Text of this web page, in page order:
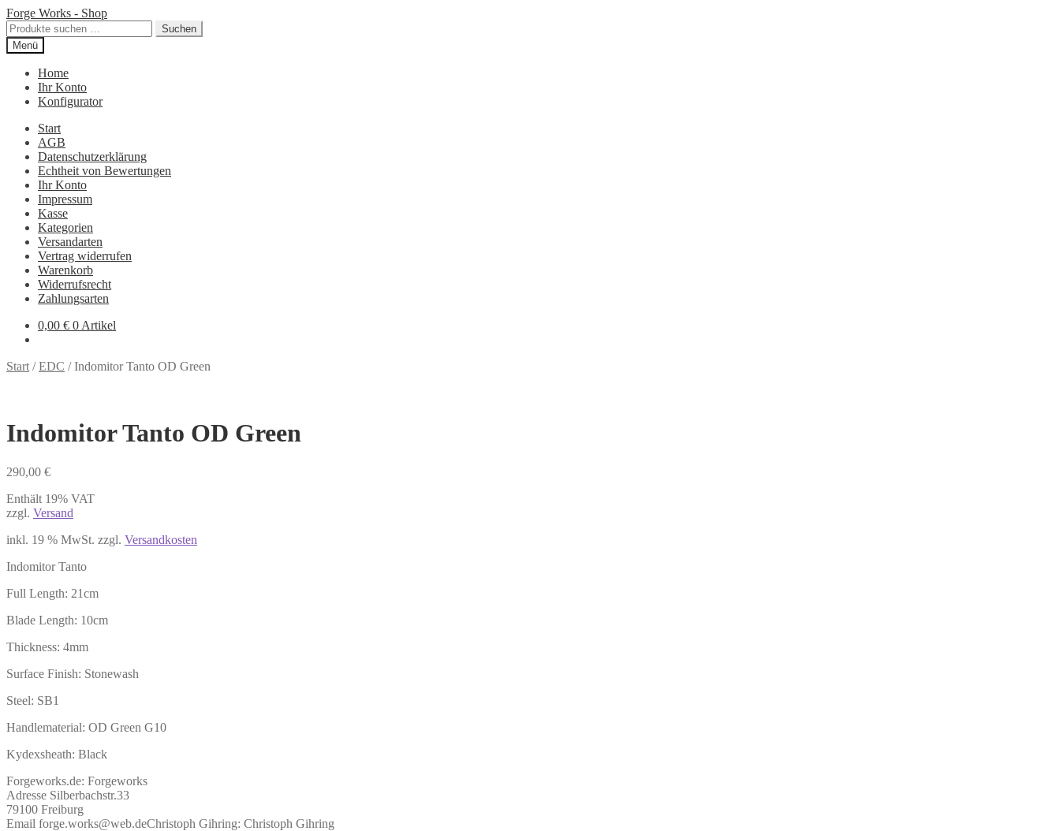
Zur
Navigation
springen
Zum
Inhalt
springen
Forge Works - Shop
Suchen
nach:
Suchen
Menü
Home
Ihr Konto
Konfigurator
Start
AGB
Datenschutzerklärung
Echtheit von Bewertungen
Ihr Konto
Impressum
Kasse
Kategorien
Versandarten
Vertrag widerrufen
Warenkorb
Widerrufsrecht
Zahlungsarten
0,00 € 0 Artikel
Start /EDC /Indomitor Tanto OD Green
Indomitor Tanto OD Green
290,00 €
Enthält 19% VAT
zzgl. Versand
inkl. 19 % MwSt. zzgl. Versandkosten
Indomitor Tanto
Full Length: 21cm
Blade Length: 10cm
Thickness: 4mm
Surface Finish: Stonewash
Steel: SB1
Handlematerial: OD Green G10
Kydexsheath: Black
Forgeworks.de: Forgeworks
Adresse Silberbachstr.33
79100 Freiburg
Email forge.works@web.deChristoph Gihring: Christoph Gihring